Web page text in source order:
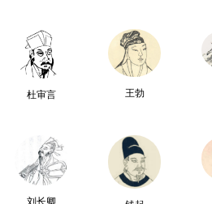
杜审言 王勃
刘长卿